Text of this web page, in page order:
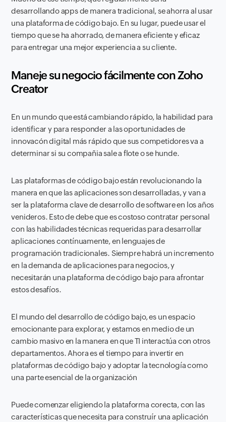
desarrollando apps de manera tradicional, se ahorra al usar
una plataforma de código bajo. En su lugar, puede usar el
tiempo que se ha ahorrado, de manera eficiente y eficaz
para entregar una mejor experiencia a su cliente.
Maneje su negocio fácilmente con Zoho
Creator
En un mundo que está cambiando rápido, la habilidad para
identificar y para responder a las oportunidades de
innovacón digital más rápido que sus competidores va a
determinar si su compañia sale a flote o se hunde.
Las plataformas de código bajo están revolucionando la
manera en que las aplicaciones son desarrolladas, y van a
ser la plataforma clave de desarrollo de software en los años
venideros. Esto de debe que es costoso contratar personal
con las habilidades técnicas requeridas para desarrollar
aplicaciones contínuamente, en lenguajes de
programación tradicionales. Siempre habrá un incremento
en la demanda de aplicaciones para negocios, y
necesitarán una plataforma de código bajo para afrontar
estos desafíos.
El mundo del desarrollo de código bajo, es un espacio
emocionante para explorar, y estamos en medio de un
cambio masivo en la manera en que TI interactúa con otros
departamentos. Ahora es el tiempo para invertir en
plataformas de código bajo y adoptar la tecnología como
una parte esencial de la organización
Puede comenzar eligiendo la plataforma corecta, con las
características que necesita para construír una aplicación